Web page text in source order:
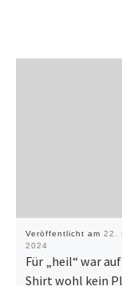
Veröffentlicht am 22.
2024
Für „heil“ war
Shirt wohl kein